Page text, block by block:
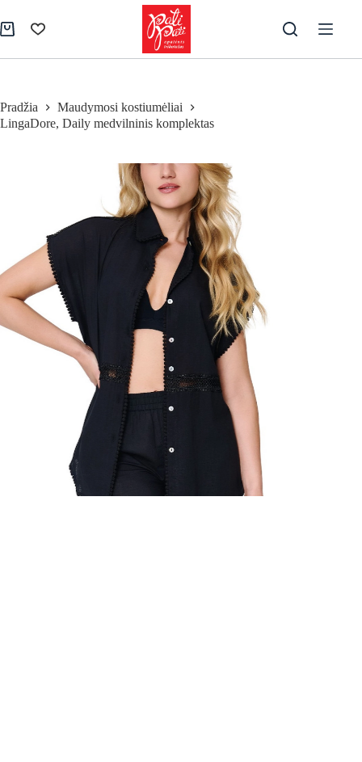
to
content
Pirkinių
Pradžia
Maudymosi kostiumėliai
LingaDore, Daily medvilninis komplektas